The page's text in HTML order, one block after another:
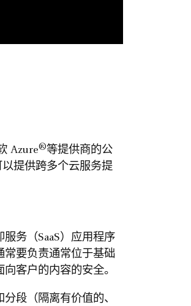
Azure®等提供商的公
提供跨多个云服务提
务（SaaS）应用程序
常要负责通常位于基础
客户的内容的安全。
段（隔离有价值的、